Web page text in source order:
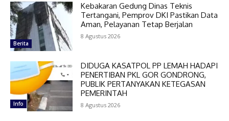
Berita
Kebakaran Gedung Dinas Teknis
Tertangani, Pemprov DKI Pastikan Data
Aman, Pelayanan Tetap Berjalan
8 Agustus 2026
Info
DIDUGA KASATPOL PP LEMAH HADAPI
PENERTIBAN PKL GOR GONDRONG,
PUBLIK PERTANYAKAN KETEGASAN
PEMERINTAH
8 Agustus 2026